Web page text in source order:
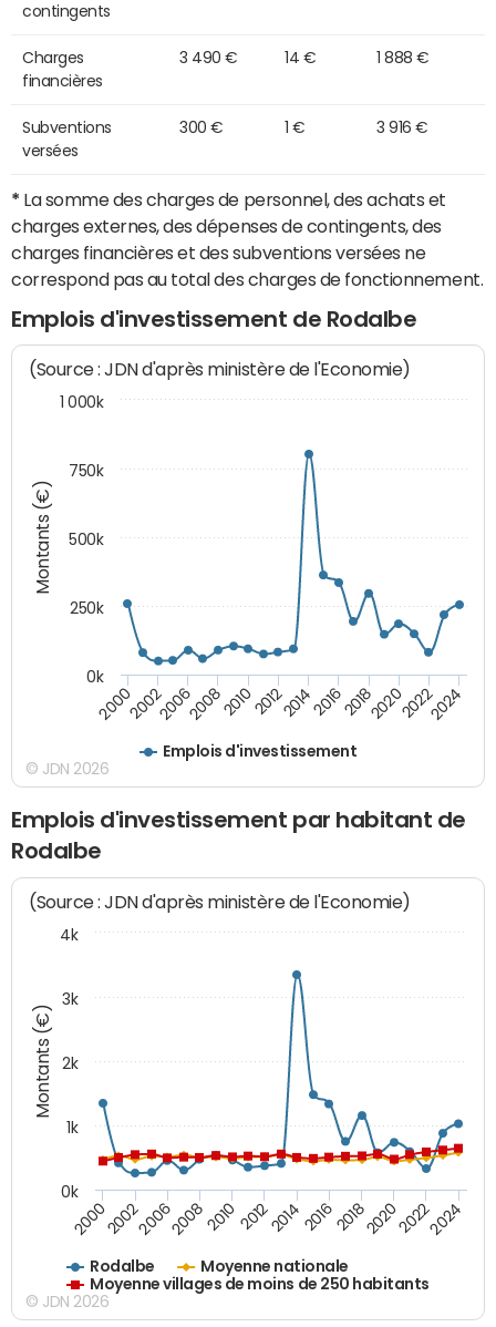
contingents
Charges
financières
3 490 € 14 € 1 888 €
Subventions
versées
300 € 1 € 3 916 €
* La somme des charges de personnel, des achats et
charges externes, des dépenses de contingents, des
charges financières et des subventions versées ne
correspond pas au total des charges de fonctionnement.
Emplois d'investissement de Rodalbe
Montants (€)
(Source : JDN d'après ministère de l'Economie)
Emplois d'investissement
200020022006200820102012201420162018202020222024
0k
1 000k
250k
500k
750k
© JDN 2026
Emplois d'investissement par habitant de
Rodalbe
Montants (€)
(Source : JDN d'après ministère de l'Economie)
Rodalbe
Moyenne nationale
Moyenne villages de moins de 250 habitants
20002002200620082010 2012201420162018202020222024
0k
1k
2k
3k
4k
© JDN 2026